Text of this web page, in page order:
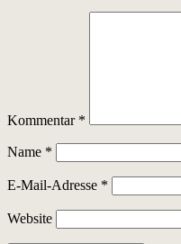
Kommentar *
Name *
E-Mail-Adresse *
Website